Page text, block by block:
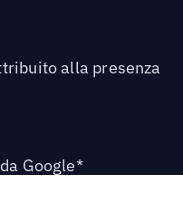
alla presenza
Google*